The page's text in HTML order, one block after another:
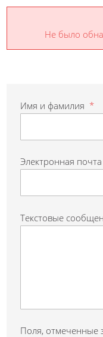
Не было
Имя и фамилия *
Электронная почта
Текстовые
Поля, отмеченные